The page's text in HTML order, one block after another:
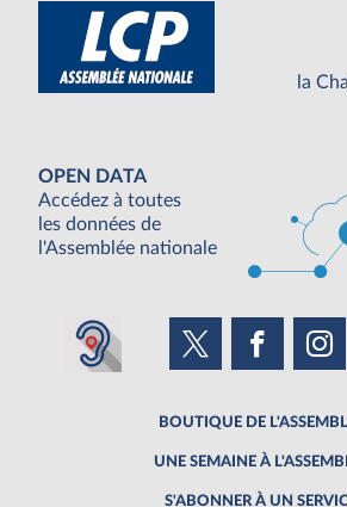
la
OPEN DATA
Accédez à toutes
les données de
l'Assemblée nationale
BOUTIQUE DE
UNE SEMAINE À
S'ABONNER À UN